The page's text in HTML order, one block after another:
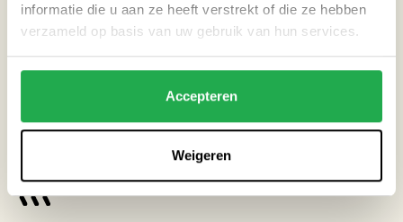
informatie die u aan ze heeft verstrekt of die ze hebben
verzameld op basis van uw gebruik van hun services.
Accepteren
Weigeren
CATEGORIEËN
Gebouw
THEMA’S
Extreme neerslag